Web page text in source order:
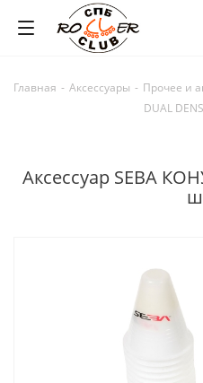
Главная - Аксессуары - Прочее и
DUAL
Аксессуар SEBA